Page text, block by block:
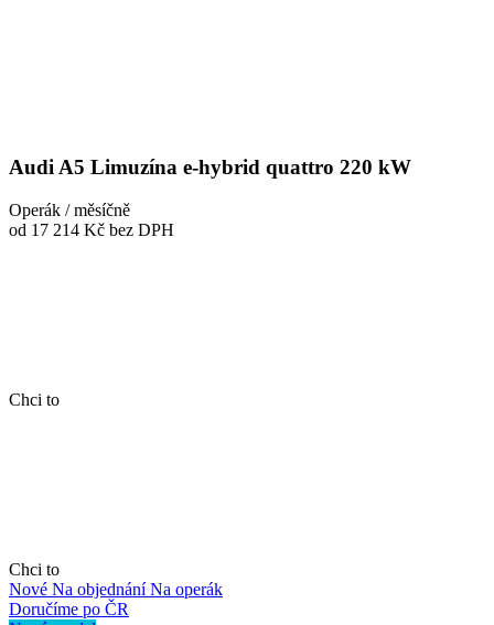
Audi A5 Limuzína e-hybrid quattro 220 kW
Operák / měsíčně
od 17 214 Kč bez DPH
Chci to
Chci to
Nové Na objednáníNa operák
Doručíme po ČR